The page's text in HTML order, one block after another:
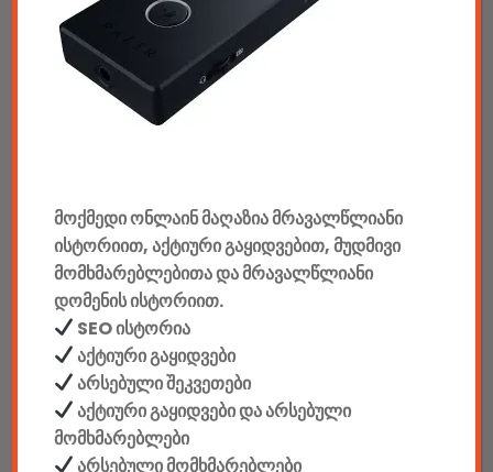
ტელევიზორები & აქსესუარები
აუდიო & ვიდეო
ელემენტები
აკკუმულატორები
კაბელები & დამტენები
დისკები
ჩანთები
მოქმედი ონლაინ მაღაზია მრავალწლიანი
ისტორიით, აქტიური გაყიდვებით, მუდმივი
მომხმარებლებითა და მრავალწლიანი
დომენის ისტორიით.
SEO ისტორია
აქტიური გაყიდვები
არსებული შეკვეთები
აქტიური გაყიდვები და არსებული
მომხმარებლები
არსებული მომხმარებლები